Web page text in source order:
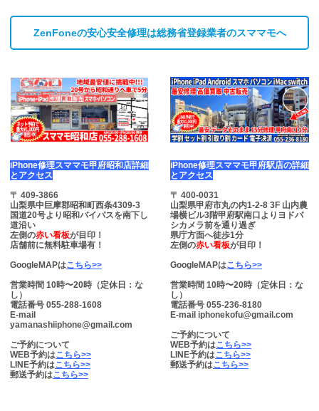
ZenFoneの安心安全修理は総務省登録業者のスママモへ
iPhone修理スママモ甲府昭和店詳細
とアクセス
〒 409-3866
山梨県中巨摩郡昭和町西条4309-3
国道20号より昭和バイパスを南下し
道沿い
左側の赤い看板が目印！
店舗前に無料駐車場有！
GoogleMAPはこちら>>
営業時間 10時〜20時（定休日：な
し）
電話番号 055-288-1608
E-mail
yamanashiiphone@gmail.com
ご予約について
WEB予約はこちら>>
LINE予約はこちら>>
郵送予約はこちら>>
iPhone修理スママモ甲府駅店の詳細
とアクセス
〒 400-0031
山梨県甲府市丸の内1-2-8 3F 山内農
場横ビル3階甲府駅南口よりヨドバ
シカメラ前を通り過ぎ
県庁方面へ徒歩1分
左側の赤い看板が目印！
GoogleMAPはこちら>>
営業時間 10時〜20時（定休日：な
し）
電話番号 055-236-8180
E-mail iphonekofu@gmail.com
ご予約について
WEB予約はこちら>>
LINE予約はこちら>>
郵送予約はこちら>>